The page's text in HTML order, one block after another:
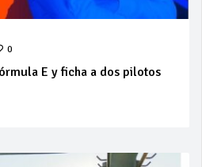
0
E y ficha a dos pilotos